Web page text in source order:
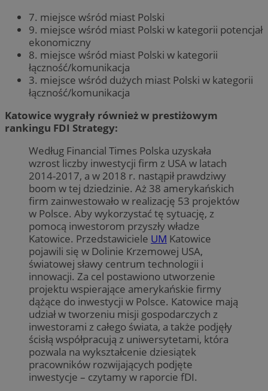
7. miejsce wśród miast Polski
9. miejsce wśród miast Polski w kategorii potencjał
ekonomiczny
8. miejsce wśród miast Polski w kategorii
łączność/komunikacja
3. miejsce wśród dużych miast Polski w kategorii
łączność/komunikacja
Katowice wygrały również w prestiżowym
rankingu FDI Strategy:
Według Financial Times Polska uzyskała
wzrost liczby inwestycji firm z USA w latach
2014-2017, a w 2018 r. nastąpił prawdziwy
boom w tej dziedzinie. Aż 38 amerykańskich
firm zainwestowało w realizację 53 projektów
w Polsce. Aby wykorzystać tę sytuację, z
pomocą inwestorom przyszły władze
Katowice. Przedstawiciele UM Katowice
pojawili się w Dolinie Krzemowej USA,
światowej sławy centrum technologii i
innowacji. Za cel postawiono utworzenie
projektu wspierające amerykańskie firmy
dążące do inwestycji w Polsce. Katowice mają
udział w tworzeniu misji gospodarczych z
inwestorami z całego świata, a także podjęły
ścisłą współpracują z uniwersytetami, która
pozwala na wykształcenie dziesiątek
pracowników rozwijających podjęte
inwestycje – czytamy w raporcie fDI.